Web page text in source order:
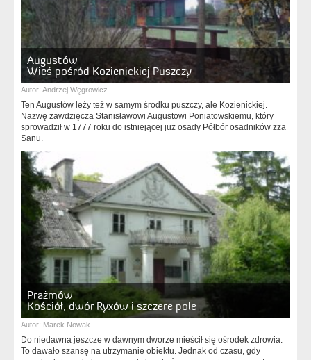
Augustów
Wieś pośród Kozienickiej Puszczy
Autor: Andrzej Węgrowicz
Ten Augustów leży też w samym środku puszczy, ale Kozienickiej.
Nazwę zawdzięcza Stanisławowi Augustowi Poniatowskiemu, który
sprowadził w 1777 roku do istniejącej już osady Półbór osadników zza
Sanu.
Prażmów
Kościół, dwór Ryxów i szczere pole
Autor: Marek Nowak
Do niedawna jeszcze w dawnym dworze mieścił się ośrodek zdrowia.
To dawało szansę na utrzymanie obiektu. Jednak od czasu, gdy